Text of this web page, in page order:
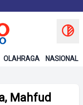
OLAHRAGA NASIONAL
Mahfud